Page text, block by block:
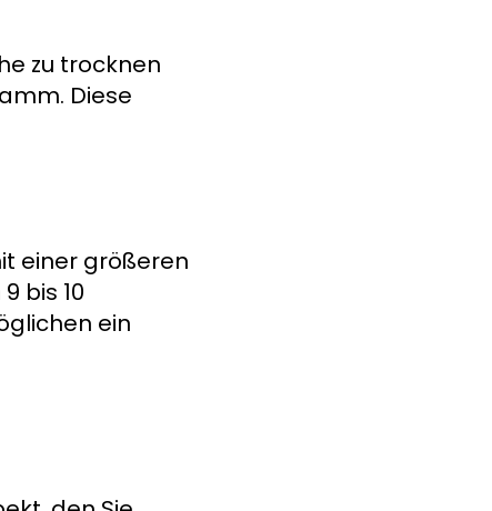
zu trocknen
Diese
einer größeren
bis 10
ein